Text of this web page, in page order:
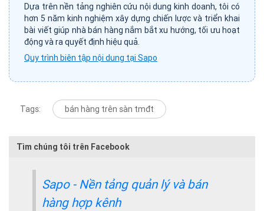
Dựa trên nền tảng nghiên cứu nội dung kinh doanh, tôi có
hơn 5 năm kinh nghiệm xây dựng chiến lược và triển khai
bài viết giúp nhà bán hàng nắm bắt xu hướng, tối ưu hoạt
động và ra quyết định hiệu quả.
Quy trình biên tập nội dung tại Sapo
Tags: bán hàng trên sàn tmđt
Tìm chúng tôi trên Facebook
Sapo - Nền tảng quản lý và bán
hàng hợp kênh